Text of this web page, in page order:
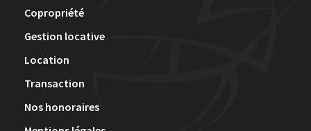
Copropriété
Gestion locative
Location
Transaction
Nos honoraires